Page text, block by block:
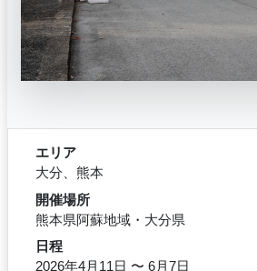
エリア
大分、熊本
開催場所
熊本県阿蘇地域・大分県
日程
2026年4月11日 〜 6月7日